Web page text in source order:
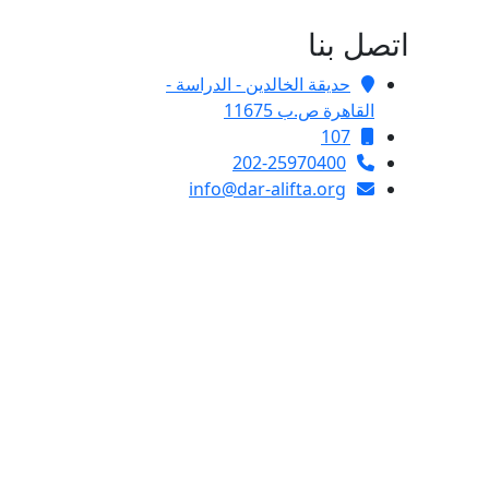
اتصل بنا
حديقة الخالدين - الدراسة -
القاهرة ص.ب 11675
107
202-25970400
info@dar-alifta.org